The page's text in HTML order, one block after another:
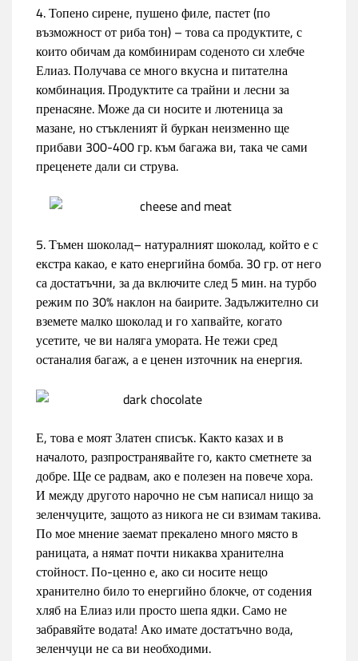
4. Топено сирене, пушено филе, пастет (по
възможност от риба тон) – това са продуктите, с
които обичам да комбинирам соденото си хлебче
Елиаз. Получава се много вкусна и питателна
комбинация. Продуктите са трайни и лесни за
пренасяне. Може да си носите и лютеница за
мазане, но стъкленият й буркан неизменно ще
прибави 300-400 гр. към багажа ви, така че сами
преценете дали си струва.
5. Тъмен шоколад– натуралният шоколад, който е с
екстра какао, е като енергийна бомба. 30 гр. от него
са достатъчни, за да включите след 5 мин. на турбо
режим по 30% наклон на баирите. Задължително си
вземете малко шоколад и го хапвайте, когато
усетите, че ви наляга умората. Не тежи сред
останалия багаж, а е ценен източник на енергия.
Е, това е моят Златен списък. Както казах и в
началото, разпространявайте го, както сметнете за
добре. Ще се радвам, ако е полезен на повече хора.
И между другото нарочно не съм написал нищо за
зеленчуците, защото аз никога не си взимам такива.
По мое мнение заемат прекалено много място в
раницата, а нямат почти никаква хранителна
стойност. По-ценно е, ако си носите нещо
хранително било то енергийно блокче, от содения
хляб на Елиаз или просто шепа ядки. Само не
забравяйте водата! Ако имате достатъчно вода,
зеленчуци не са ви необходими.